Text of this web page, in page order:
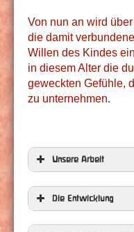
Von nun an wird
die damit
Willen des Kindes
in diesem Alter die
geweckten Gefühle,
zu unternehmen.
Unsere Arbeit
Die Entwicklung